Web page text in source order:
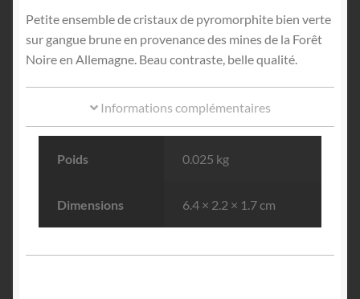
Petite ensemble de cristaux de pyromorphite bien verte
sur gangue brune en provenance des mines de la Forêt
Noire en Allemagne. Beau contraste, belle qualité.
Informations complémentaires
Poids 0.025 kg
Dimensions 6.4 × 2.2 × 1.7 cm